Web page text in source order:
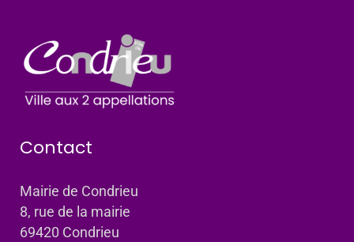
Contact
Mairie de Condrieu
8, rue de la mairie
69420 Condrieu